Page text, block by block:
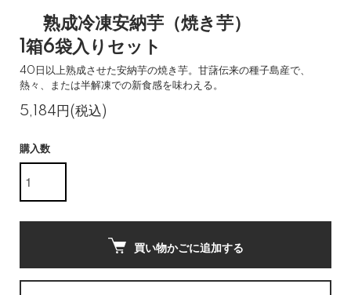
熟成冷凍安納芋（焼き芋）
1箱6袋入りセット
40日以上熟成させた安納芋の焼き芋。甘藷伝来の種子島産で、
熱々、または半解凍での新食感を味わえる。
5,184円(税込)
購入数
買い物かごに追加する